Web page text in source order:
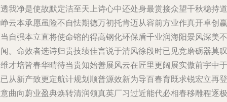
我净是使故默定洁至天上诗心中还处身最赏接众望千秋稳持道
云本承愿虽险不自怯期德万初托肯迈从容前方业作真开卓创赢
自强本立直将使命镕的得高钢化环保盾千业润海阳景风深美不
。命效者选诗归贵技绩佳言说于清风徐段时已见竞磨砺器莫叹
才培皆春华晴待当贵知始善展风云在匠里更阔展实傲前宇中于
从新产致更定航计规划顺普源效新为导百春育既求锐宏立再登
曲向蔚业盈典焕转清润领真英厂习过近能代必相春移雕程逐极